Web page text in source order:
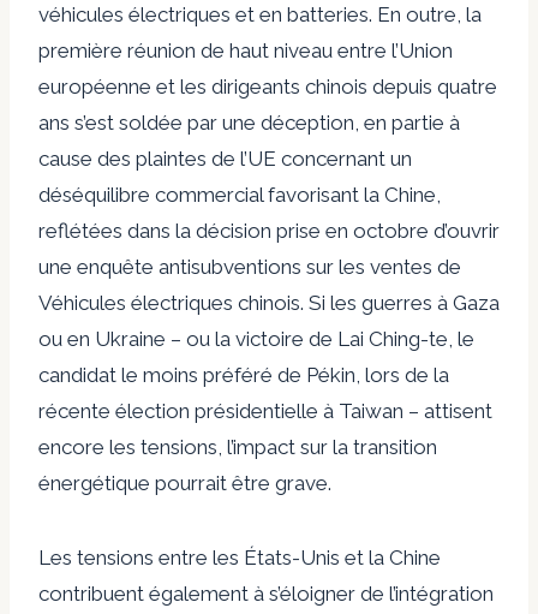
véhicules électriques et en batteries. En outre, la
première réunion de haut niveau entre l’Union
européenne et les dirigeants chinois depuis quatre
ans s’est soldée par une déception, en partie à
cause des plaintes de l’UE concernant un
déséquilibre commercial favorisant la Chine,
reflétées dans la décision prise en octobre d’ouvrir
une enquête antisubventions sur les ventes de
Véhicules électriques chinois. Si les guerres à Gaza
ou en Ukraine – ou la victoire de Lai Ching-te, le
candidat le moins préféré de Pékin, lors de la
récente élection présidentielle à Taiwan – attisent
encore les tensions, l’impact sur la transition
énergétique pourrait être grave.
Les tensions entre les États-Unis et la Chine
contribuent également à s’éloigner de l’intégration